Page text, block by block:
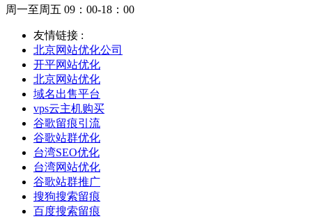
周一至周五 09：00-18：00
友情链接 :
北京网站优化公司
开平网站优化
北京网站优化
域名出售平台
vps云主机购买
谷歌留痕引流
谷歌站群优化
台湾SEO优化
台湾网站优化
谷歌站群推广
搜狗搜索留痕
百度搜索留痕